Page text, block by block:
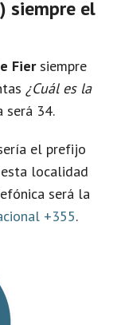
siempre el
Fiersiempre
¿Cuál es la
será 34.
el prefijo
localidad
será la
+355.